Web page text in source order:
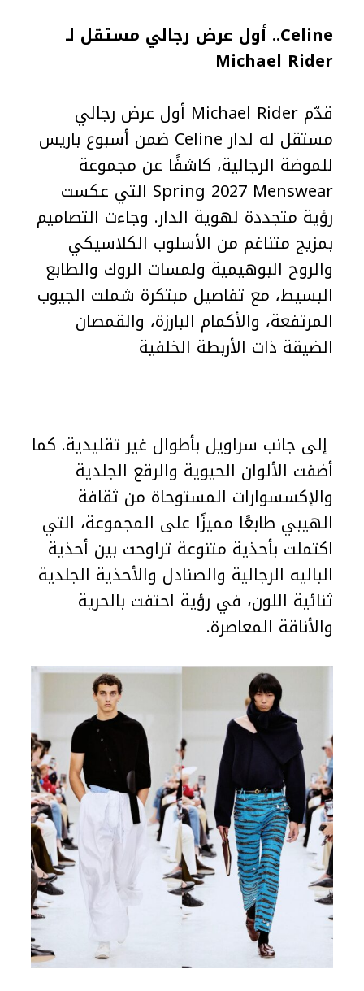
Celine.. أول عرض رجالي مستقل لـ
Michael Rider
قدّم Michael Rider أول عرض رجالي
مستقل له لدار Celine ضمن أسبوع باريس
للموضة الرجالية، كاشفًا عن مجموعة
Spring 2027 Menswear التي عكست
رؤية متجددة لهوية الدار. وجاءت التصاميم
بمزيج متناغم من الأسلوب الكلاسيكي
والروح البوهيمية ولمسات الروك والطابع
البسيط، مع تفاصيل مبتكرة شملت الجيوب
المرتفعة، والأكمام البارزة، والقمصان
الضيقة ذات الأربطة الخلفية
إلى جانب سراويل بأطوال غير تقليدية. كما
أضفت الألوان الحيوية والرقع الجلدية
والإكسسوارات المستوحاة من ثقافة
الهيبي طابعًا مميزًا على المجموعة، التي
اكتملت بأحذية متنوعة تراوحت بين أحذية
الباليه الرجالية والصنادل والأحذية الجلدية
ثنائية اللون، في رؤية احتفت بالحرية
والأناقة المعاصرة.